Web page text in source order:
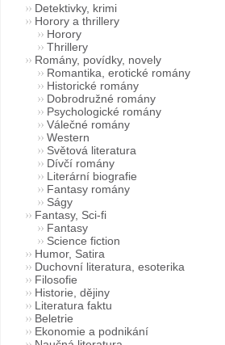
Detektivky, krimi
Horory a thrillery
Horory
Thrillery
Romány, povídky, novely
Romantika, erotické romány
Historické romány
Dobrodružné romány
Psychologické romány
Válečné romány
Western
Světová literatura
Dívčí romány
Literární biografie
Fantasy romány
Ságy
Fantasy, Sci-fi
Fantasy
Science fiction
Humor, Satira
Duchovní literatura, esoterika
Filosofie
Historie, dějiny
Literatura faktu
Beletrie
Ekonomie a podnikání